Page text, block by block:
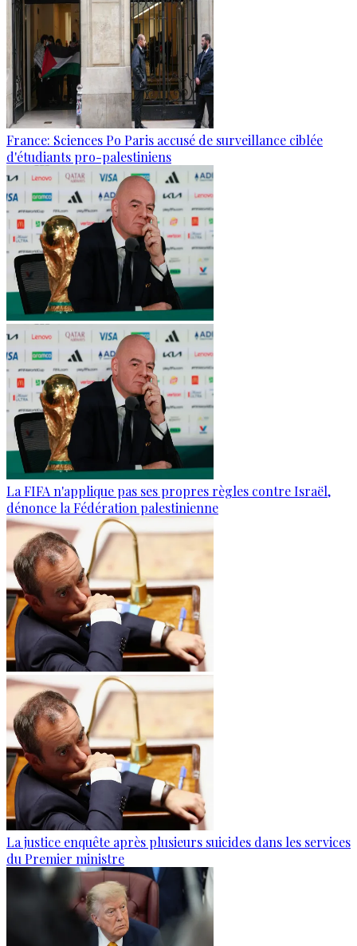
France: Sciences Po Paris accusé de surveillance ciblée
d'étudiants pro-palestiniens
La FIFA n'applique pas ses propres règles contre Israël,
dénonce la Fédération palestinienne
La justice enquête après plusieurs suicides dans les services
du Premier ministre